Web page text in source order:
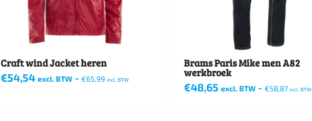
Craft wind Jacket heren
€54,54 excl. BTW- €65,99 incl. BTW
Brams Paris Mike men A82
werkbroek
€48,65 excl. BTW - €58,87 incl. BTW